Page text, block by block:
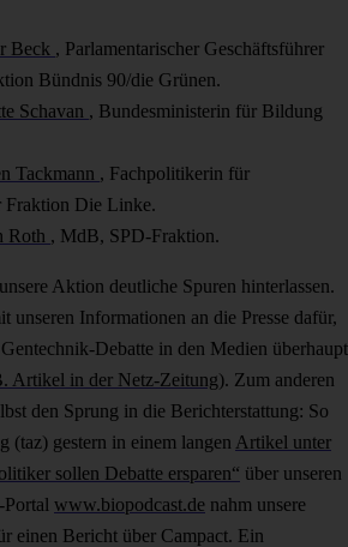
Beck , Parlamentarischer Geschäftsführer
Bündnis 90/die Grünen.
Schavan , Bundesministerin für Bildung
Tackmann , Fachpolitikerin für
Fraktion Die Linke.
Roth , MdB, SPD-Fraktion.
Aktion deutliche Spuren hinterlassen.
unseren Informationen an die Presse dafür,
Debatte in den Medien überhaupt
Artikel in der Netz-Zeitung). Zum anderen
den Sprung in die Berichterstattung: So
(taz) gestern in einem langen Artikel unter
sollen Debatte ersparen“ über unseren
Portal www.biopodcast.de nahm unsere
einen Bericht über Campact. Ein